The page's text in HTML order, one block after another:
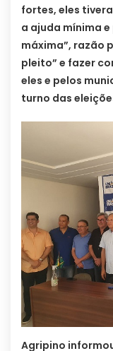
fortes, eles
a ajuda mínima
máxima”, razão
pleito” e fazer
eles e pelos
turno das
Agripino